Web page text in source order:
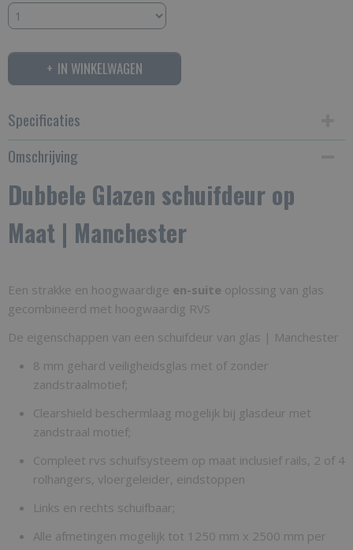
IN WINKELWAGEN
Specificaties
Productcode
Bruto gewicht
120,00 Kg
Omschrijving
Dubbele Glazen schuifdeur op
Maat | Manchester
Een strakke en hoogwaardige en-suite oplossing van glas
gecombineerd met hoogwaardig RVS
De eigenschappen van een schuifdeur van glas | Manchester
8 mm gehard veiligheidsglas met of zonder
zandstraalmotief;
Clearshield beschermlaag mogelijk bij glasdeur met
zandstraal motief;
Compleet rvs schuifsysteem op maat inclusief rails, 2 of 4
rolhangers, vloergeleider, eindstoppen
Links en rechts schuifbaar;
Alle afmetingen mogelijk tot 1250 mm x 2500 mm per